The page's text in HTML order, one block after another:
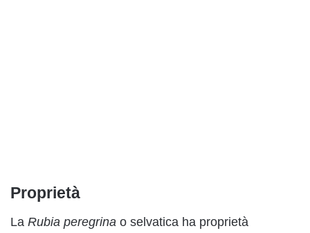
Proprietà
La Rubia peregrina o selvatica ha proprietà